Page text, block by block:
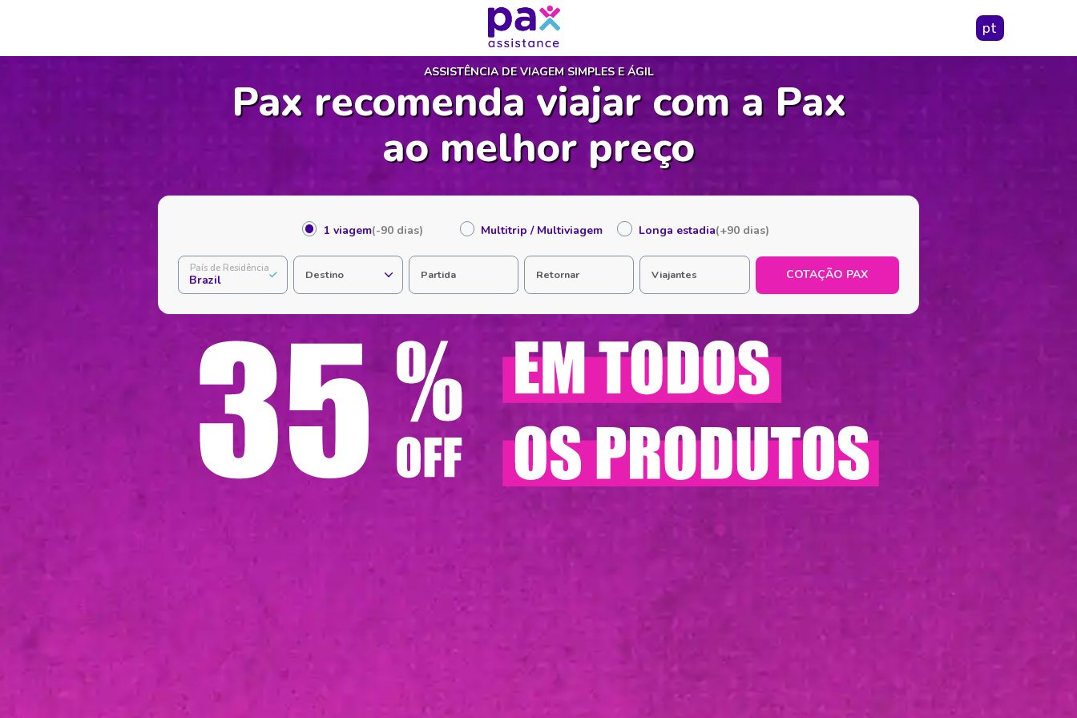
pt
ASSISTÊNCIA DE VIAGEM SIMPLES E ÁGIL
Pax recomenda viajar com a Pax
ao melhor preço
1 viagem(-90 dias) Multitrip / Multiviagem Longa estadia(+90 dias)
País de Residência
Destino Partida Retornar Viajantes COTAÇÃO PAX